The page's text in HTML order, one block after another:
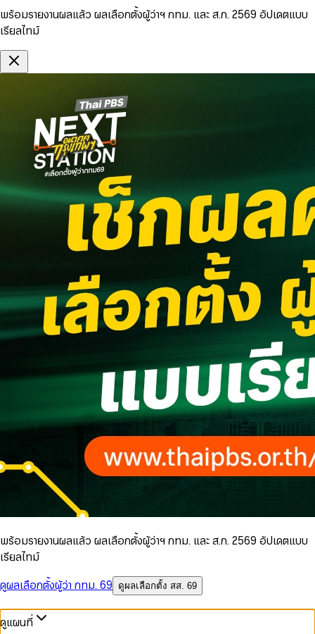
พร้อมรายงานผลแล้ว ผลเลือกตั้งผู้ว่าฯ กทม. และ ส.ก. 2569 อัปเดตแบบ
เรียลไทม์
พร้อมรายงานผลแล้ว ผลเลือกตั้งผู้ว่าฯ กทม. และ ส.ก. 2569 อัปเดตแบบ
เรียลไทม์
ดูผลเลือกตั้งผู้ว่า กทม. 69
ดูผลเลือกตั้ง สส. 69
ดูแผนที่